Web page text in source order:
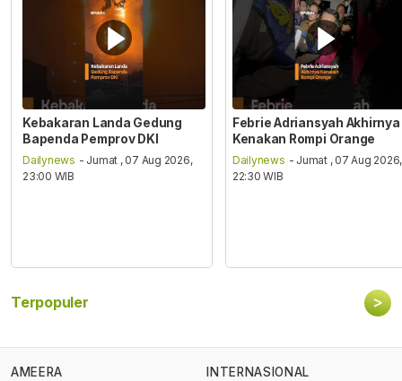
Kebakaran Landa Gedung
Bapenda Pemprov DKI
Dailynews - Jumat , 07 Aug 2026,
23:00 WIB
Febrie Adriansyah Akhirnya
Kenakan Rompi Orange
Dailynews - Jumat , 07 Aug 2026,
22:30 WIB
Terpopuler >
AMEERA
INTERNASIONAL